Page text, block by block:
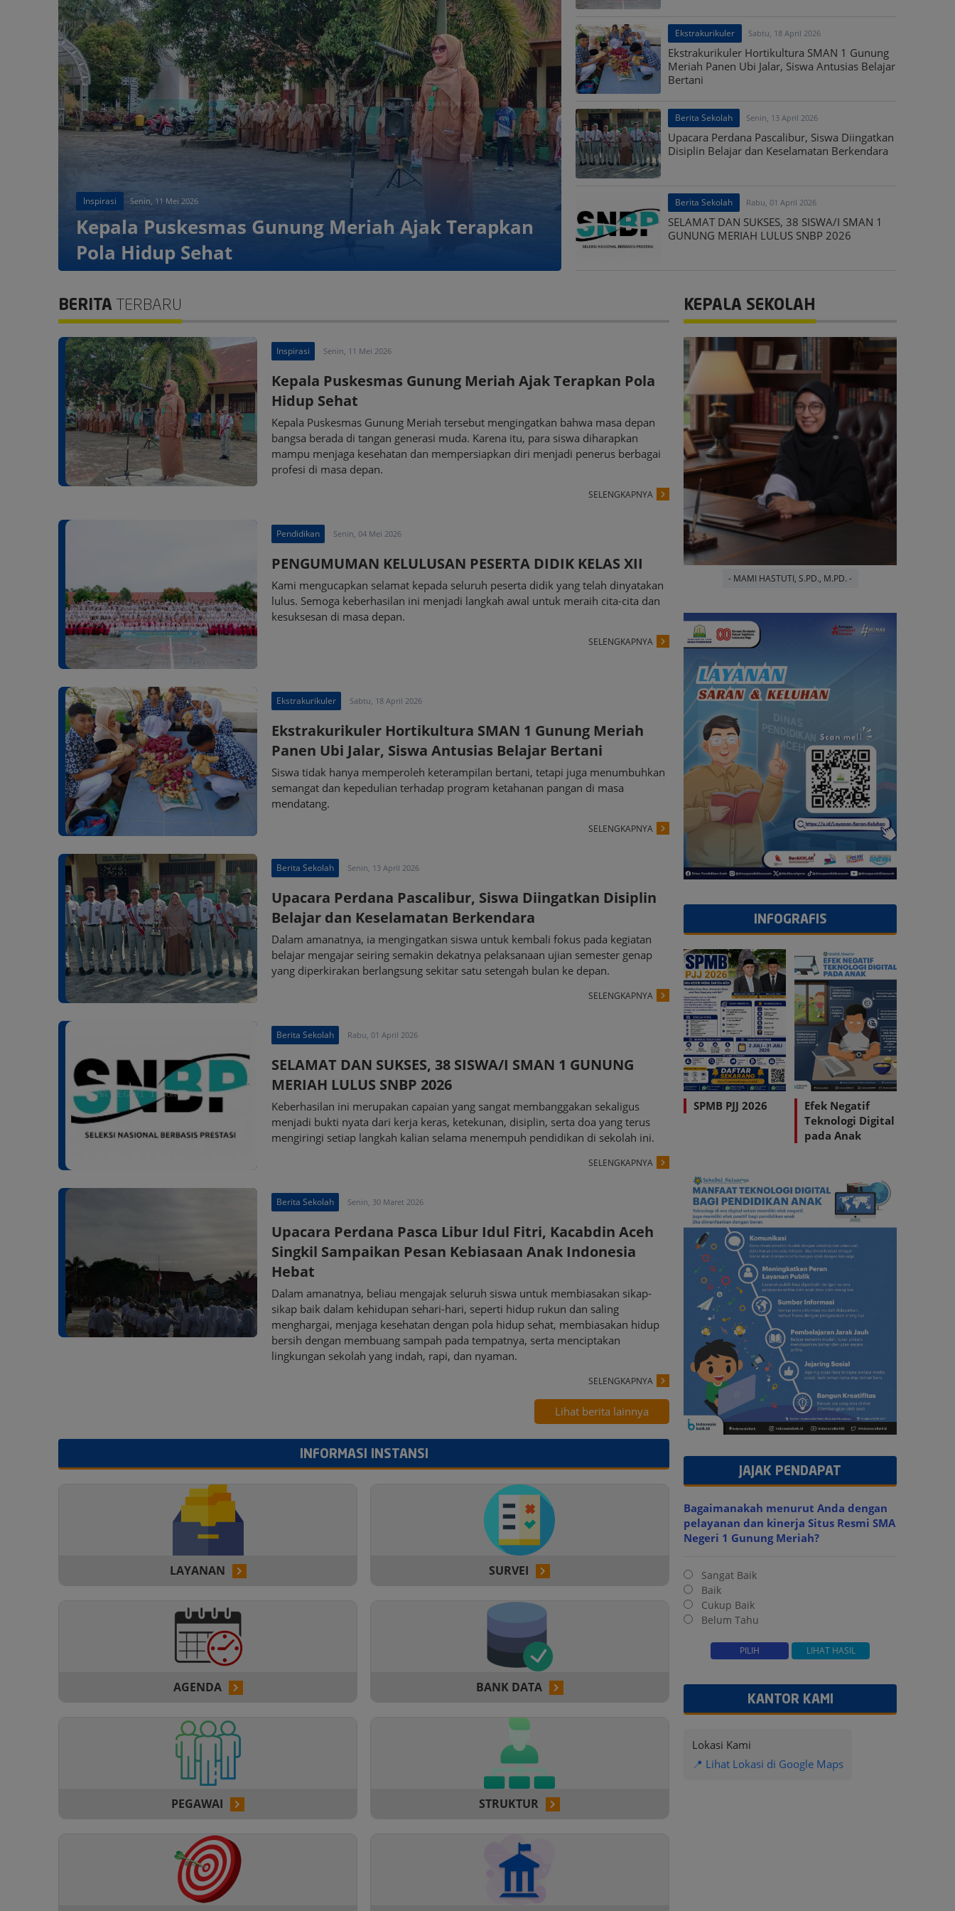
Inspirasi Senin, 11 Mei 2026
Kepala Puskesmas Gunung Meriah Ajak Terapkan
Pola Hidup Sehat
Ekstrakurikuler Sabtu, 18 April 2026
Ekstrakurikuler Hortikultura SMAN 1 Gunung
Meriah Panen Ubi Jalar, Siswa Antusias Belajar
Bertani
Berita Sekolah Senin, 13 April 2026
Upacara Perdana Pascalibur, Siswa Diingatkan
Disiplin Belajar dan Keselamatan Berkendara
Berita Sekolah Rabu, 01 April 2026
SELAMAT DAN SUKSES, 38 SISWA/I SMAN 1
GUNUNG MERIAH LULUS SNBP 2026
BERITA TERBARU
Inspirasi Senin, 11 Mei 2026
Kepala Puskesmas Gunung Meriah Ajak Terapkan Pola
Hidup Sehat
Kepala Puskesmas Gunung Meriah tersebut mengingatkan bahwa masa depan
bangsa berada di tangan generasi muda. Karena itu, para siswa diharapkan
mampu menjaga kesehatan dan mempersiapkan diri menjadi penerus berbagai
profesi di masa depan.
SELENGKAPNYA
Pendidikan Senin, 04 Mei 2026
PENGUMUMAN KELULUSAN PESERTA DIDIK KELAS XII
Kami mengucapkan selamat kepada seluruh peserta didik yang telah dinyatakan
lulus. Semoga keberhasilan ini menjadi langkah awal untuk meraih cita-cita dan
kesuksesan di masa depan.
SELENGKAPNYA
Ekstrakurikuler Sabtu, 18 April 2026
Ekstrakurikuler Hortikultura SMAN 1 Gunung Meriah
Panen Ubi Jalar, Siswa Antusias Belajar Bertani
Siswa tidak hanya memperoleh keterampilan bertani, tetapi juga menumbuhkan
semangat dan kepedulian terhadap program ketahanan pangan di masa
mendatang.
SELENGKAPNYA
Berita Sekolah Senin, 13 April 2026
Upacara Perdana Pascalibur, Siswa Diingatkan Disiplin
Belajar dan Keselamatan Berkendara
Dalam amanatnya, ia mengingatkan siswa untuk kembali fokus pada kegiatan
belajar mengajar seiring semakin dekatnya pelaksanaan ujian semester genap
yang diperkirakan berlangsung sekitar satu setengah bulan ke depan.
SELENGKAPNYA
Berita Sekolah Rabu, 01 April 2026
SELAMAT DAN SUKSES, 38 SISWA/I SMAN 1 GUNUNG
MERIAH LULUS SNBP 2026
Keberhasilan ini merupakan capaian yang sangat membanggakan sekaligus
menjadi bukti nyata dari kerja keras, ketekunan, disiplin, serta doa yang terus
mengiringi setiap langkah kalian selama menempuh pendidikan di sekolah ini.
SELENGKAPNYA
Berita Sekolah Senin, 30 Maret 2026
Upacara Perdana Pasca Libur Idul Fitri, Kacabdin Aceh
Singkil Sampaikan Pesan Kebiasaan Anak Indonesia
Hebat
Dalam amanatnya, beliau mengajak seluruh siswa untuk membiasakan sikap-
sikap baik dalam kehidupan sehari-hari, seperti hidup rukun dan saling
menghargai, menjaga kesehatan dengan pola hidup sehat, membiasakan hidup
bersih dengan membuang sampah pada tempatnya, serta menciptakan
lingkungan sekolah yang indah, rapi, dan nyaman.
SELENGKAPNYA
Lihat berita lainnya
INFORMASI INSTANSI
LAYANAN SURVEI
AGENDA BANK DATA
PEGAWAI STRUKTUR
KEPALA SEKOLAH
- MAMI HASTUTI, S.PD., M.PD. -
INFOGRAFIS
SPMB PJJ 2026
Efek Negatif
Teknologi Digital
pada Anak
JAJAK PENDAPAT
Bagaimanakah menurut Anda dengan
pelayanan dan kinerja Situs Resmi SMA
Negeri 1 Gunung Meriah?
Sangat Baik
Baik
Cukup Baik
Belum Tahu
KANTOR KAMI
Lokasi Kami
📍 Lihat Lokasi di Google Maps